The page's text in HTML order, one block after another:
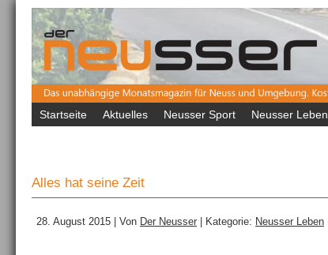
Startseite Aktuelles Neusser Sport Neusser Leben
Alles hat seine Zeit
28. August 2015 | Von Der Neusser | Kategorie: Neusser Leben